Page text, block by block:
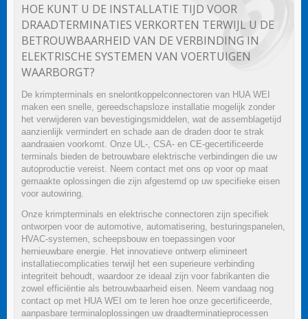
HOE KUNT U DE INSTALLATIE TIJD VOOR
DRAADTERMINATIES VERKORTEN TERWIJL U DE
BETROUWBAARHEID VAN DE VERBINDING IN
ELEKTRISCHE SYSTEMEN VAN VOERTUIGEN
WAARBORGT?
De krimpterminals en snelontkoppelconnectoren van HUA WEI
maken een snelle, gereedschapsloze installatie mogelijk zonder
het verwijderen van bevestigingsmiddelen, wat de assemblagetijd
aanzienlijk vermindert en schade aan de draden door te strak
aandraaien voorkomt. Onze UL-, CSA- en CE-gecertificeerde
terminals bieden de betrouwbare elektrische verbindingen die uw
autoproductie vereist. Neem contact met ons op voor op maat
gemaakte oplossingen die zijn afgestemd op uw specifieke eisen
voor autowiring.
Onze krimpterminals en elektrische connectoren zijn specifiek
ontworpen voor de automotive, automatisering, besturingspanelen,
HVAC-systemen, scheepsbouw en toepassingen voor
hernieuwbare energie. Het innovatieve ontwerp elimineert
installatiecomplicaties terwijl het een superieure verbinding
integriteit behoudt, waardoor ze ideaal zijn voor fabrikanten die
zowel efficiëntie als betrouwbaarheid eisen. Neem vandaag nog
contact op met HUA WEI om te leren hoe onze gecertificeerde,
aanpasbare terminaloplossingen uw draadterminatieprocessen